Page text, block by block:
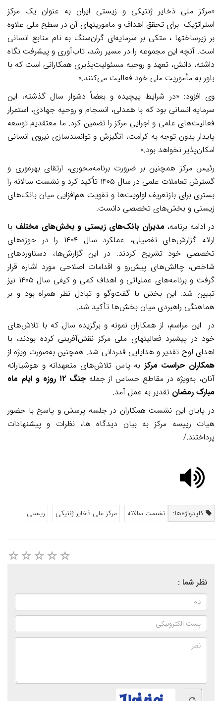
«مرکز ملی ذخایر ژنتیکی و زیستی ایران به عنوان یک مرکز
استراتژیک برای تحقق اهداف و ماموریتهای آن در سطح ملی علاوه
بر زیرساختها ، متکی بر سرمایه‌ای گران‌سنگ به نام منابع انسانی
است. آنچه این مجموعه را در مسیر رشد، تاب‌آوری و پیشرفت نگاه
داشته، دانش، تعهد و روحیه مسئولیت‌پذیری همکارانی است که با
باور به مأموریت ملی خود فعالیت می‌کنند.»
وی افزود: «در شرایط پیچیده و بعضاً دشوار سال گذشته، این
سرمایه انسانی بود که با همدلی، انسجام و روحیه جهادی، استمرار
فعالیت‌های علمی و اجرایی مرکز را تضمین کرد. ما معتقدیم توسعه
پایدار بدون توجه به کرامت، انگیزش و توانمندسازی نیروی انسانی
امکان‌پذیر نخواهد بود.»
رئیس مرکز همچنین بر ضرورت برنامه‌محوری، ارتقای بهره‌وری و
گسترش تعاملات علمی در سال ۱۴۰۵ تأکید کرد و نشست سالانه را
بستری برای بازتعریف اولویت‌ها و تقویت هم‌افزایی میان بانک‌های
زیستی و بخش‌های تخصصی دانست.
در ادامه برنامه، مدیران بانک‌های زیستی و بخش‌های مختلف با
ارائه گزارش‌های تفصیلی، عملکرد سال ۱۴۰۴ را در حوزه‌های
تخصصی خود تشریح کردند. در این گزارش‌ها، دستاوردهای
شاخص، چالش‌های پیش‌رو و اقدامات اصلاحی مورد اشاره قرار
گرفت و برنامه‌های عملیاتی و اهداف کمی و کیفی سال ۱۴۰۵ نیز
تبیین شد. این بخش با گفت‌وگو و تبادل نظر همراه بود و بر
هماهنگی راهبردی میان بخش‌ها تأکید شد.
در این مراسم، از همکاران نمونه و برگزیده سال که با تلاش‌های
خود در پیشبرد فعالیتهای ملی مرکز نقش‌آفرینی کرده بودند، با
اهدای لوح تقدیر و هدایایی قدردانی شد. همچنین به‌صورت ویژه از
همکاران حراست مرکز به پاس تلاش‌های متعهدانه و هوشیارانه
آنان، به‌ویژه در مقاطع حساس از جمله
جنگ ۱۲ روزه و ایام ماه
مبارک رمضان تقدیر به عمل آمد.
در پایان این نشست همکاران در جلسه پرسش و پاسخ با حضور
هیات رییسه مرکز به بیان دیدگاه ها، نظرات و پیشنهادات
پرداختند./
کلیدواژه‌ها: نشست سالانه مرکز ملی ذخایر ژنتیکی زیستی
نظر شما :